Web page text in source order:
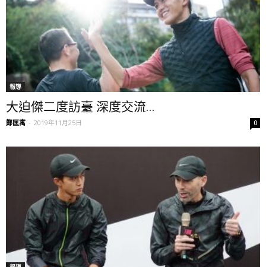
報導
大迫傑二度訪臺 深度交流...
鄭匡寓 - 2019年11月25日 0